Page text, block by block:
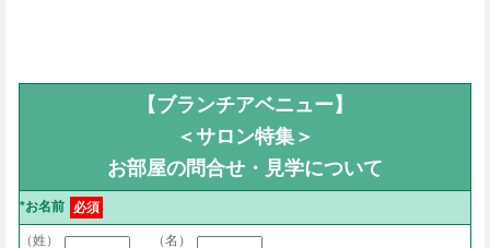
【ブランチアベニュー】
＜サロン特集＞
お部屋の問合せ・見学について
*お名前 必須
（姓） （名）